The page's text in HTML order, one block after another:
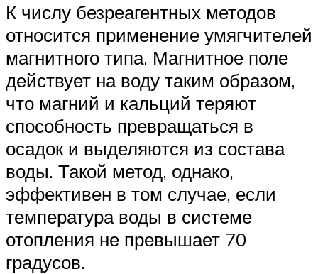
К числу безреагентных методов
относится применение умягчителей
магнитного типа. Магнитное поле
действует на воду таким образом,
что магний и кальций теряют
способность превращаться в
осадок и выделяются из состава
воды. Такой метод, однако,
эффективен в том случае, если
температура воды в системе
отопления не превышает 70
градусов.